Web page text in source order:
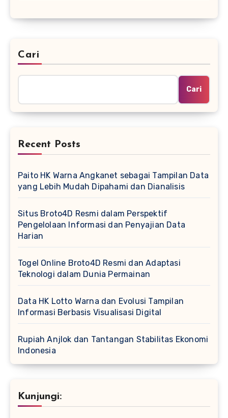
Cari
Cari
Recent Posts
Paito HK Warna Angkanet sebagai Tampilan Data
yang Lebih Mudah Dipahami dan Dianalisis
Situs Broto4D Resmi dalam Perspektif
Pengelolaan Informasi dan Penyajian Data
Harian
Togel Online Broto4D Resmi dan Adaptasi
Teknologi dalam Dunia Permainan
Data HK Lotto Warna dan Evolusi Tampilan
Informasi Berbasis Visualisasi Digital
Rupiah Anjlok dan Tantangan Stabilitas Ekonomi
Indonesia
Kunjungi: